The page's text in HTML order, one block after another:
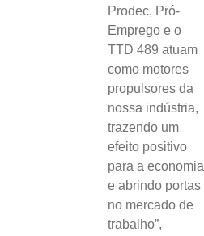
Prodec, Pró-
Emprego e o
TTD 489 atuam
como motores
propulsores da
nossa indústria,
trazendo um
efeito positivo
para a economia
e abrindo portas
no mercado de
trabalho”,